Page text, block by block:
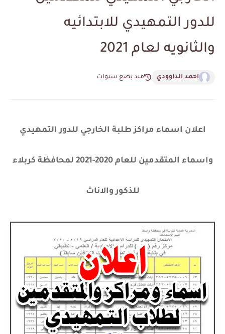
للدور التمهيدي للابتدائيه
والثانويه لعام 2021
احمد الداوودي منذ بضع سنوات
اعلان اسماء مراكز طلبة الخارجي للدور التمهيدي
واسماء المتقدمين للعام 2020-2021 لمحافظة كربلاء
للذكور والاناث